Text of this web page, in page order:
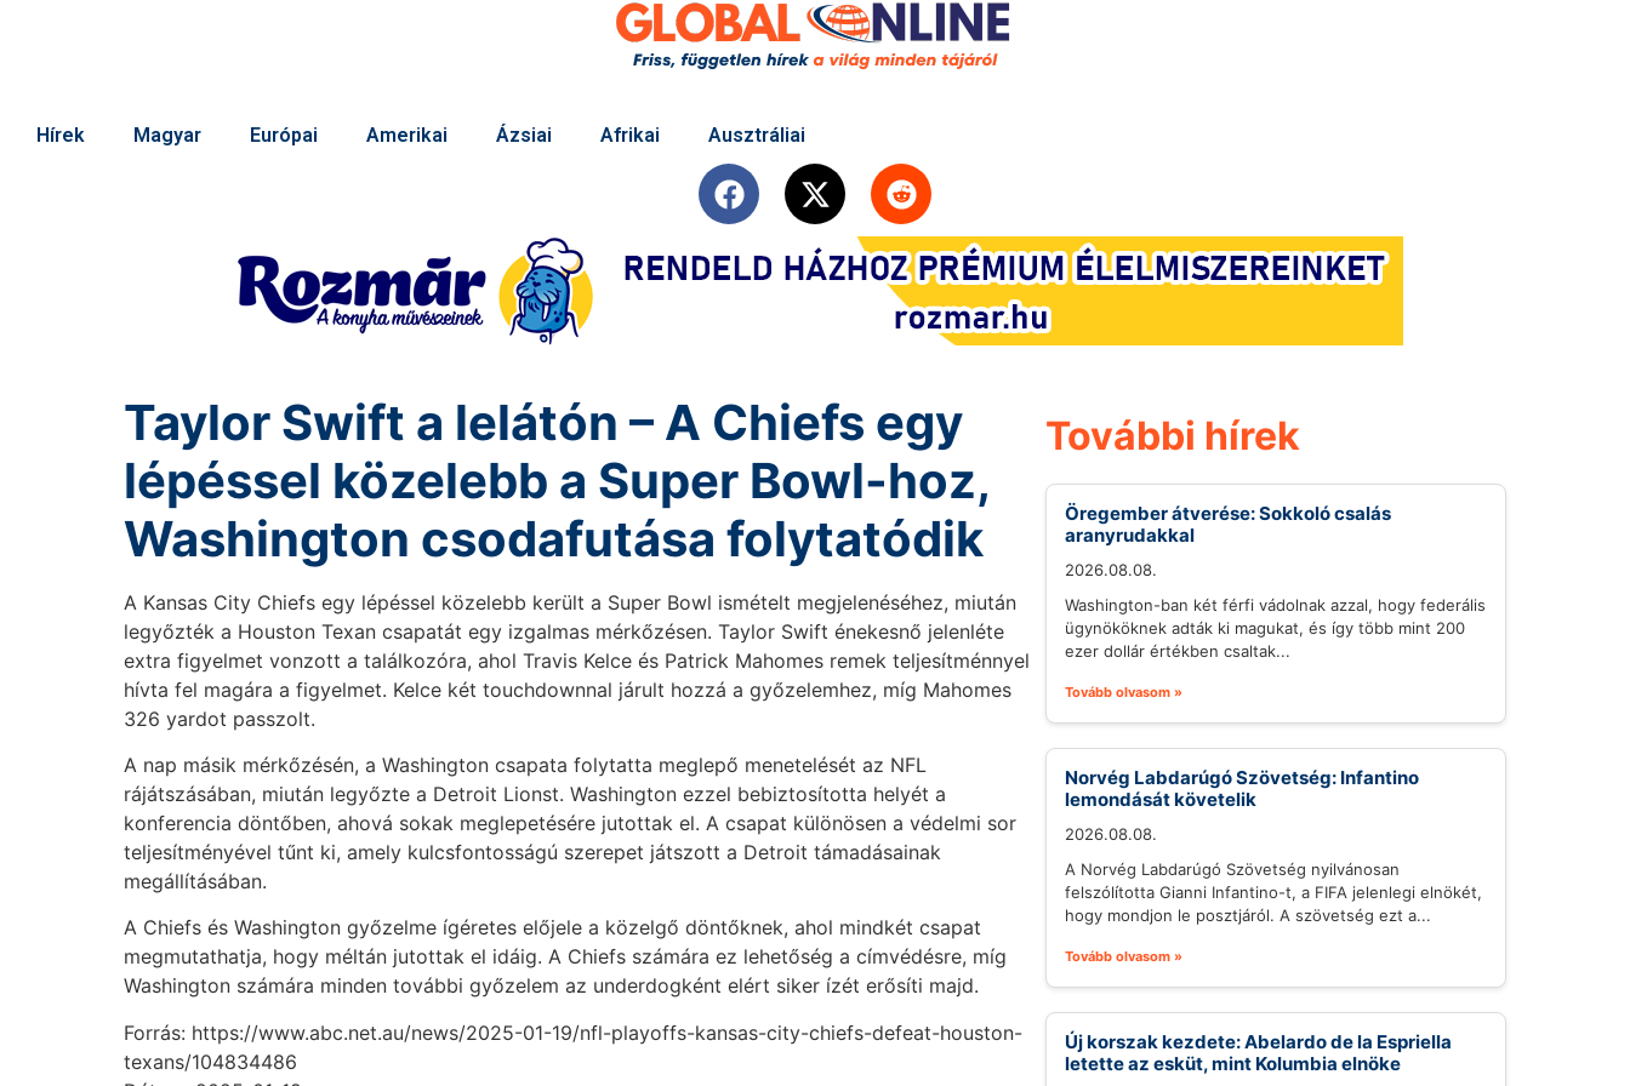
Hírek Magyar Európai Amerikai Ázsiai Afrikai Ausztráliai
Taylor Swift a lelátón – A Chiefs egy
lépéssel közelebb a Super Bowl-hoz,
Washington csodafutása folytatódik
A Kansas City Chiefs egy lépéssel közelebb került a Super Bowl ismételt megjelenéséhez, miután
legyőzték a Houston Texan csapatát egy izgalmas mérkőzésen. Taylor Swift énekesnő jelenléte
extra figyelmet vonzott a találkozóra, ahol Travis Kelce és Patrick Mahomes remek teljesítménnyel
hívta fel magára a figyelmet. Kelce két touchdownnal járult hozzá a győzelemhez, míg Mahomes
326 yardot passzolt.
A nap másik mérkőzésén, a Washington csapata folytatta meglepő menetelését az NFL
rájátszásában, miután legyőzte a Detroit Lionst. Washington ezzel bebiztosította helyét a
konferencia döntőben, ahová sokak meglepetésére jutottak el. A csapat különösen a védelmi sor
teljesítményével tűnt ki, amely kulcsfontosságú szerepet játszott a Detroit támadásainak
megállításában.
A Chiefs és Washington győzelme ígéretes előjele a közelgő döntőknek, ahol mindkét csapat
megmutathatja, hogy méltán jutottak el idáig. A Chiefs számára ez lehetőség a címvédésre, míg
Washington számára minden további győzelem az underdogként elért siker ízét erősíti majd.
Forrás: https://www.abc.net.au/news/2025-01-19/nfl-playoffs-kansas-city-chiefs-defeat-houston-
texans/104834486
További hírek
Öregember átverése: Sokkoló csalás
aranyrudakkal
2026.08.08.
Washington-ban két férfi vádolnak azzal, hogy federális
ügynököknek adták ki magukat, és így több mint 200
ezer dollár értékben csaltak...
Tovább olvasom »
Norvég Labdarúgó Szövetség: Infantino
lemondását követelik
2026.08.08.
A Norvég Labdarúgó Szövetség nyilvánosan
felszólította Gianni Infantino-t, a FIFA jelenlegi elnökét,
hogy mondjon le posztjáról. A szövetség ezt a...
Tovább olvasom »
Új korszak kezdete: Abelardo de la Espriella
letette az esküt, mint Kolumbia elnöke